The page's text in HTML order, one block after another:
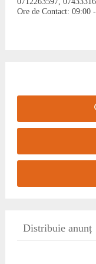
Ore de Contact: 09:00
Distribuie anunț